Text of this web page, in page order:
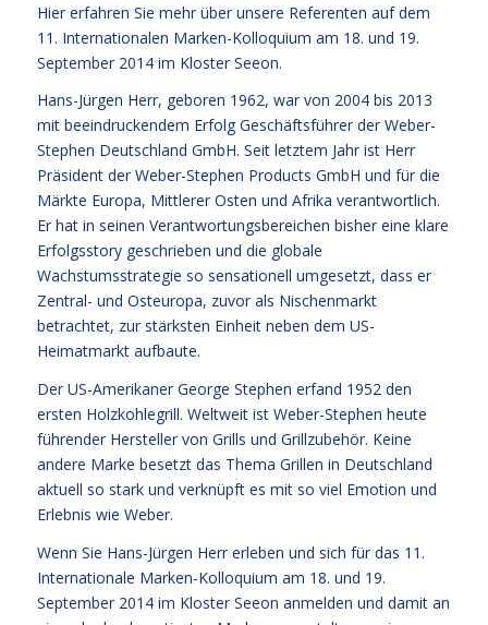
Hier erfahren Sie mehr über unsere Referenten auf dem
11. Internationalen Marken-Kolloquium am 18. und 19.
September 2014 im Kloster Seeon.
Hans-Jürgen Herr, geboren 1962, war von 2004 bis 2013
mit beeindruckendem Erfolg Geschäftsführer der Weber-
Stephen Deutschland GmbH. Seit letztem Jahr ist Herr
Präsident der Weber-Stephen Products GmbH und für die
Märkte Europa, Mittlerer Osten und Afrika verantwortlich.
Er hat in seinen Verantwortungsbereichen bisher eine klare
Erfolgsstory geschrieben und die globale
Wachstumsstrategie so sensationell umgesetzt, dass er
Zentral- und Osteuropa, zuvor als Nischenmarkt
betrachtet, zur stärksten Einheit neben dem US-
Heimatmarkt aufbaute.
Der US-Amerikaner George Stephen erfand 1952 den
ersten Holzkohlegrill. Weltweit ist Weber-Stephen heute
führender Hersteller von Grills und Grillzubehör. Keine
andere Marke besetzt das Thema Grillen in Deutschland
aktuell so stark und verknüpft es mit so viel Emotion und
Erlebnis wie Weber.
Wenn Sie Hans-Jürgen Herr erleben und sich für das 11.
Internationale Marken-Kolloquium am 18. und 19.
September 2014 im Kloster Seeon anmelden und damit an